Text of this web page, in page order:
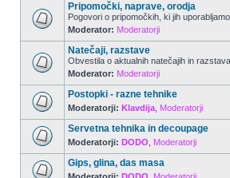
Pripomočki, naprave, orodja
Pogovori o pripomočkih, ki jih
Moderator: Moderatorji
Natečaji, razstave
Obvestila o aktualnih natečajih in
Moderator: Moderatorji
Postopki - razne tehnike
Moderatorji: Klavdija Moderatorji
Servetna tehnika in decoupage
Moderatorji: DODO Moderatorji
Gips, glina, das masa